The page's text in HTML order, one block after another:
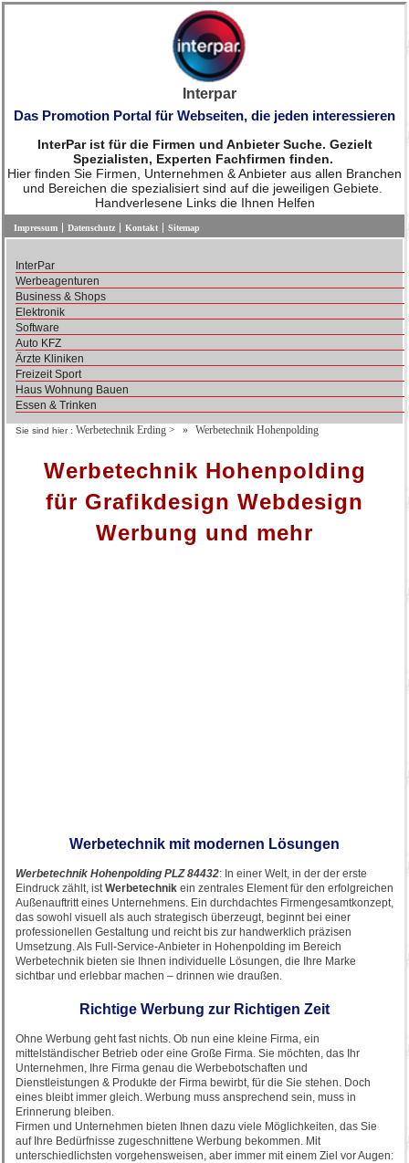
Interpar
Das Promotion Portal für Webseiten, die jeden interessieren
InterPar ist für die Firmen und Anbieter Suche. Gezielt
Spezialisten, Experten Fachfirmen finden.
Hier finden Sie Firmen, Unternehmen & Anbieter aus allen Branchen
und Bereichen die spezialisiert sind auf die jeweiligen Gebiete.
Handverlesene Links die Ihnen Helfen
Impressum Datenschutz Kontakt Sitemap
InterPar
Werbeagenturen
Business & Shops
Elektronik
Software
Auto KFZ
Ärzte Kliniken
Freizeit Sport
Haus Wohnung Bauen
Essen & Trinken
Sie sind hier : Werbetechnik Erding > Werbetechnik Hohenpolding
Werbetechnik Hohenpolding
für Grafikdesign Webdesign
Werbung und mehr
Werbetechnik mit modernen Lösungen
Werbetechnik Hohenpolding PLZ 84432: In einer Welt, in der der erste
Eindruck zählt, istWerbetechnik ein zentrales Element für den erfolgreichen
Außenauftritt eines Unternehmens. Ein durchdachtes Firmengesamtkonzept,
das sowohl visuell als auch strategisch überzeugt, beginnt bei einer
professionellen Gestaltung und reicht bis zur handwerklich präzisen
Umsetzung. Als Full-Service-Anbieter in Hohenpolding im Bereich
Werbetechnik bieten sie Ihnen individuelle Lösungen, die Ihre Marke
sichtbar und erlebbar machen – drinnen wie draußen.
Richtige Werbung zur Richtigen Zeit
Ohne Werbung geht fast nichts. Ob nun eine kleine Firma, ein
mittelständischer Betrieb oder eine Große Firma. Sie möchten, das Ihr
Unternehmen, Ihre Firma genau die Werbebotschaften und
Dienstleistungen & Produkte der Firma bewirbt, für die Sie stehen. Doch
eines bleibt immer gleich. Werbung muss ansprechend sein, muss in
Erinnerung bleiben.
Firmen und Unternehmen bieten Ihnen dazu viele Möglichkeiten, das Sie
auf Ihre Bedürfnisse zugeschnittene Werbung bekommen. Mit
unterschiedlichsten vorgehensweisen, aber immer mit einem Ziel vor Augen: